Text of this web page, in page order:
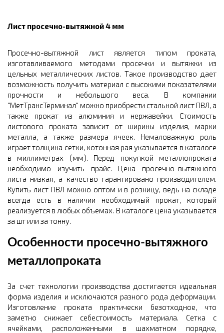
Лист просечно-вытяжной 4 мм
Просечно-вытяжной лист является типом проката,
изготавливаемого методами просечки и вытяжки из
цельных металлических листов. Такое производство дает
возможность получить материал с высокими показателями
прочности и небольшого веса. В компании
"МетТрансТерминал" можно приобрести стальной лист ПВЛ, а
также прокат из алюминия и нержавейки. Стоимость
листового проката зависит от ширины изделия, марки
металла, а также размера ячеек. Немаловажную роль
играет толщина сетки, котонная рая указывается в каталоге
в миллиметрах (мм). Перед покупкой металлопроката
необходимо изучить прайс. Цена просечно-вытяжного
листа низкая, а качество гарантировано производителем.
Купить лист ПВЛ можно оптом и в розницу, ведь на складе
всегда есть в наличии необходимый прокат, который
реализуется в любых объемах. В каталоге цена указывается
за шт или за тонну.
Особенности просечно-вытяжного
металлопроката
За счет технологии производства достигается идеальная
форма изделия и исключаются разного рода деформации.
Изготовление проката практически безотходное, что
заметно снижает себестоимость материала. Сетка с
ячейками, расположенными в шахматном порядке,